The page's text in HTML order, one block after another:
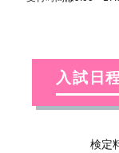
入試日
検定